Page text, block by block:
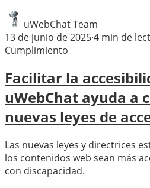
uWebChat Team
13 de junio de 2025·4 min de
Cumplimiento
Facilitar la
uWebChat ayuda a
nuevas leyes de
Las nuevas leyes y directrices
los contenidos web sean más
con discapacidad.